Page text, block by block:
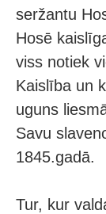
seržantu
Hosē
viss notiek
Kaislība un
uguns
Savu
1845.gadā.
Tur, kur